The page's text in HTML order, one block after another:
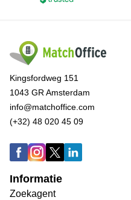
Kingsfordweg 151
1043 GR Amsterdam
info@matchoffice.com
(+32) 48 020 45 09
Informatie
Zoekagent